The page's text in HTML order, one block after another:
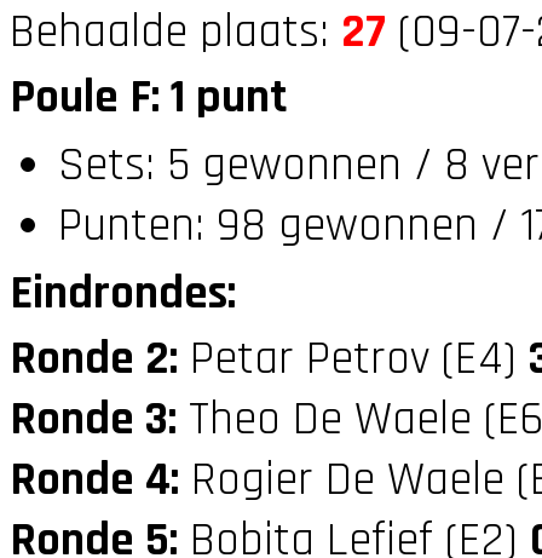
Behaalde plaats: 27 (09-
Poule F: 1 punt
Sets: 5 gewonnen / 8
Punten: 98 gewonnen /
Eindrondes:
Ronde 2: Petar Petrov (E4)
Ronde 3: Theo De Waele
Ronde 4: Rogier De Waele
Ronde 5: Bobita Lefief (E2)